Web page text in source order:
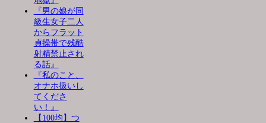
『男の娘が同
級生女子二人
からフラット
貞操帯で残酷
射精禁止され
る話』
『私のこと、
オナホ扱いし
てくださ
い！』
【100均】つ